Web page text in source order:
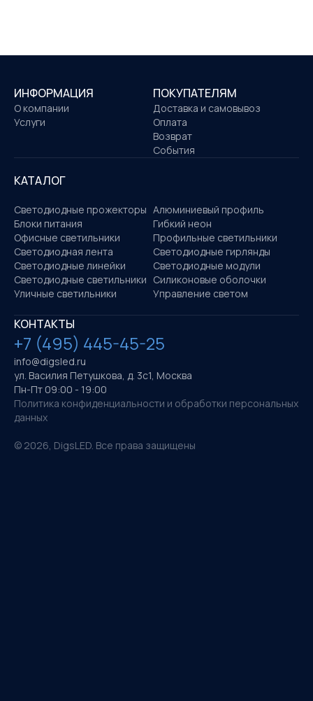
ИНФОРМАЦИЯ
О компании
Услуги
ПОКУПАТЕЛЯМ
Доставка и самовывоз
Оплата
Возврат
События
КАТАЛОГ
Светодиодные прожекторы Алюминиевый профиль
Блоки питания
Гибкий неон
Офисные светильники
Профильные светильники
Светодиодная лента
Светодиодные гирлянды
Светодиодные линейки
Светодиодные модули
Светодиодные светильники Силиконовые оболочки
Уличные светильники
Управление светом
КОНТАКТЫ
+7 (495) 445-45-25
info@digsled.ru
ул. Василия Петушкова, д. 3с1, Москва
Пн-Пт 09:00 - 19:00
Политика конфиденциальности и обработки персональных
данных
© 2026, DigsLED. Все права защищены